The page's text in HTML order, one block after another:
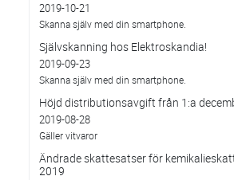
2019-10-21
Skanna själv med din smartphone.
Självskanning hos Elektroskandia!
2019-09-23
Skanna själv med din smartphone.
Höjd distributionsavgift från 1:a
2019-08-28
Gäller vitvaror
Ändrade skattesatser för
2019